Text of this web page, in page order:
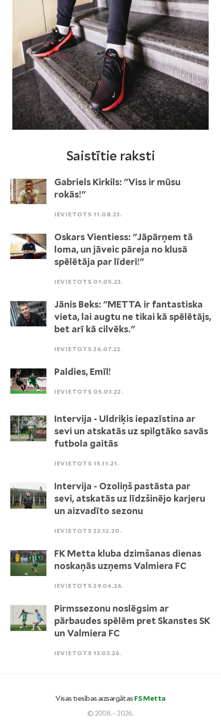
Saistītie raksti
Gabriels Kirkils: "Viss ir mūsu
rokās!"
IEVIETOTS 11.08.23.
Oskars Vientiess: "Jāpārņem tā
loma, un jāveic pāreja no klusā
spēlētāja par līderi!"
IEVIETOTS 01.05.23.
Jānis Beks: "METTA ir fantastiska
vieta, lai augtu ne tikai kā spēlētājs,
bet arī kā cilvēks."
IEVIETOTS 26.07.22.
Paldies, Emīl!
IEVIETOTS 05.03.22.
Intervija - Uldriķis iepazīstina ar
sevi un atskatās uz spilgtāko savās
futbola gaitās
IEVIETOTS 15.11.21.
Intervija - Ozoliņš pastāsta par
sevi, atskatās uz līdzšinējo karjeru
un aizvadīto sezonu
IEVIETOTS 22.12.20.
FK Metta kluba dzimšanas dienas
noskaņās uzņems Valmiera FC
IEVIETOTS 29.04.26.
Pirmssezonu noslēgsim ar
pārbaudes spēlēm pret Skanstes SK
un Valmiera FC
IEVIETOTS 13.03.26.
Visas tiesības aizsargātas FS Metta
© 2008. - 2026.